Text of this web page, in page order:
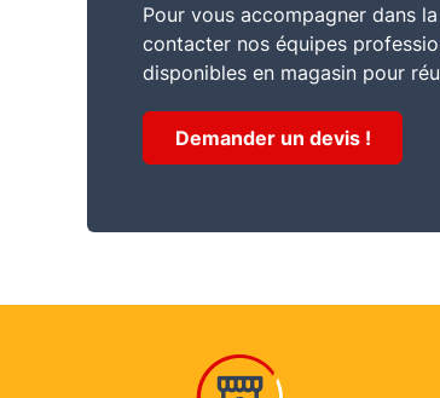
Pour vous accompagner dans
contacter nos équipes
disponibles en magasin pour
Demander un devis !